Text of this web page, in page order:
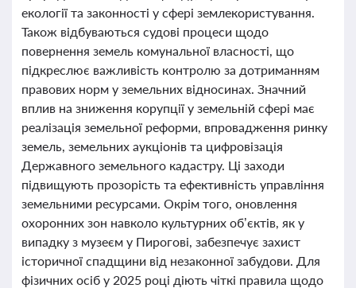
екології та законності у сфері землекористування.
Також відбуваються судові процеси щодо
повернення земель комунальної власності, що
підкреслює важливість контролю за дотриманням
правових норм у земельних відносинах. Значний
вплив на зниження корупції у земельній сфері має
реалізація земельної реформи, впровадження ринку
земель, земельних аукціонів та цифровізація
Державного земельного кадастру. Ці заходи
підвищують прозорість та ефективність управління
земельними ресурсами. Окрім того, оновлення
охоронних зон навколо культурних об’єктів, як у
випадку з музеєм у Пирогові, забезпечує захист
історичної спадщини від незаконної забудови. Для
фізичних осіб у 2025 році діють чіткі правила щодо